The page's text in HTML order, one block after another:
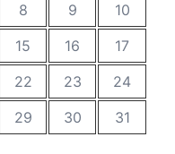
8 9
10
15 16
17
22 23
24
29 30
31